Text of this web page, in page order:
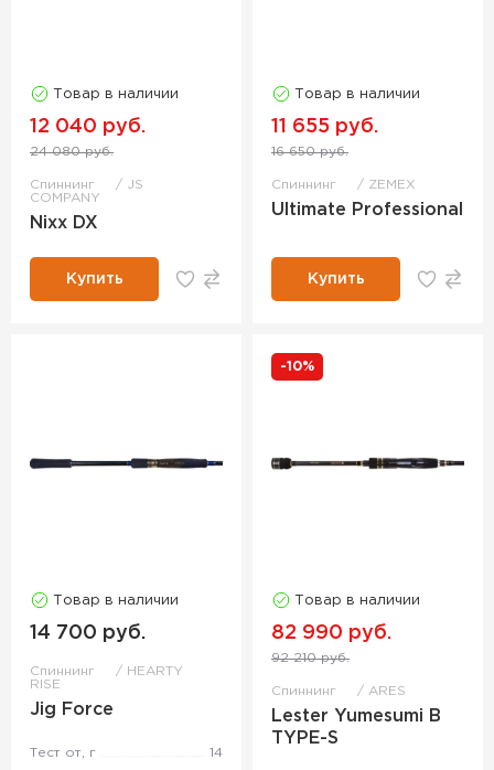
Товар в наличии
12 040 руб.
24 080 руб.
Спиннинг
JS
COMPANY
Nixx DX
Купить
Товар в наличии
11 655 руб.
16 650 руб.
Спиннинг ZEMEX
Ultimate Professional
Купить
Товар в наличии
14 700 руб.
Спиннинг
HEARTY
RISE
Jig Force
Тест от, г 14
-10%
Товар в наличии
82 990 руб.
92 210 руб.
Спиннинг ARES
Lester Yumesumi B
TYPE-S